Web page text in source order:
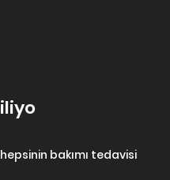
bakımı tedavisi